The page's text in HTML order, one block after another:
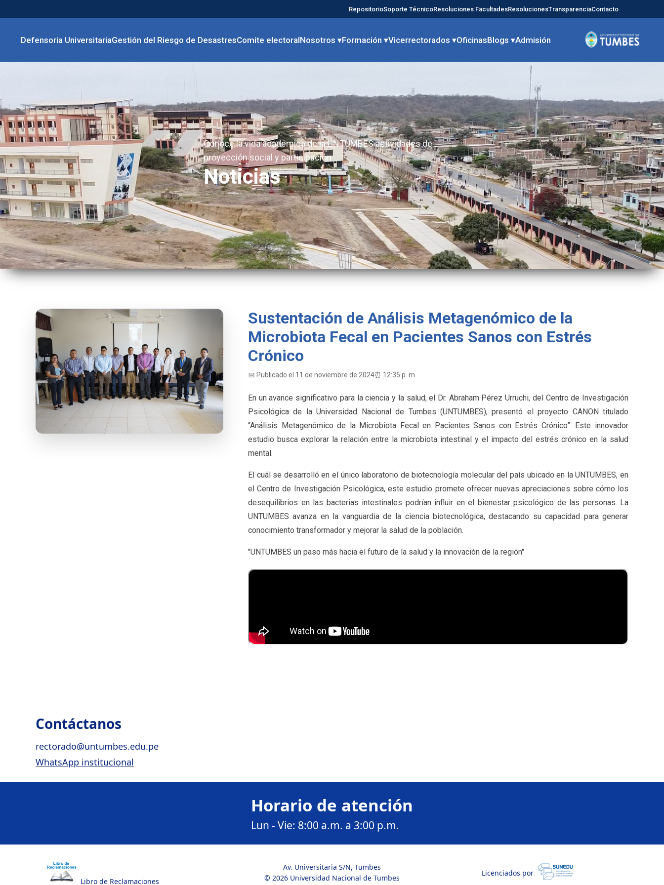
RepositorioSoporte TécnicoResoluciones FacultadesResolucionesTransparenciaContacto
Defensoria UniversitariaGestión del Riesgo de DesastresComite electoralNosotros ▾Formación ▾Vicerrectorados ▾OficinasBlogs ▾Admisión
Conoce la vida académica de la UNTUMBES actividades de
proyección social y participación
Noticias
Sustentación de Análisis Metagenómico de la
Microbiota Fecal en Pacientes Sanos con Estrés
Crónico
📅 Publicado el 11 de noviembre de 2024⏰ 12:35 p. m.
En un avance significativo para la ciencia y la salud, el Dr. Abraham Pérez Urruchi, del Centro de Investigación
Psicológica de la Universidad Nacional de Tumbes (UNTUMBES), presentó el proyecto CANON titulado
“Análisis Metagenómico de la Microbiota Fecal en Pacientes Sanos con Estrés Crónico”. Este innovador
estudio busca explorar la relación entre la microbiota intestinal y el impacto del estrés crónico en la salud
mental.
El cuál se desarrolló en el único laboratorio de biotecnología molecular del país ubicado en la UNTUMBES, en
el Centro de Investigación Psicológica, este estudio promete ofrecer nuevas apreciaciones sobre cómo los
desequilibrios en las bacterias intestinales podrían influir en el bienestar psicológico de las personas. La
UNTUMBES avanza en la vanguardia de la ciencia biotecnológica, destacando su capacidad para generar
conocimiento transformador y mejorar la salud de la población.
"UNTUMBES un paso más hacia el futuro de la salud y la innovación de la región"
Contáctanos
rectorado@untumbes.edu.pe
WhatsApp institucional
Horario de atención
Lun - Vie: 8:00 a.m. a 3:00 p.m.
Libro de Reclamaciones
Av. Universitaria S/N, Tumbes
© 2026 Universidad Nacional de Tumbes
Licenciados por